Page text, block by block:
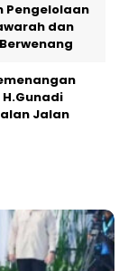
Pengelolaan
dan
Jalan